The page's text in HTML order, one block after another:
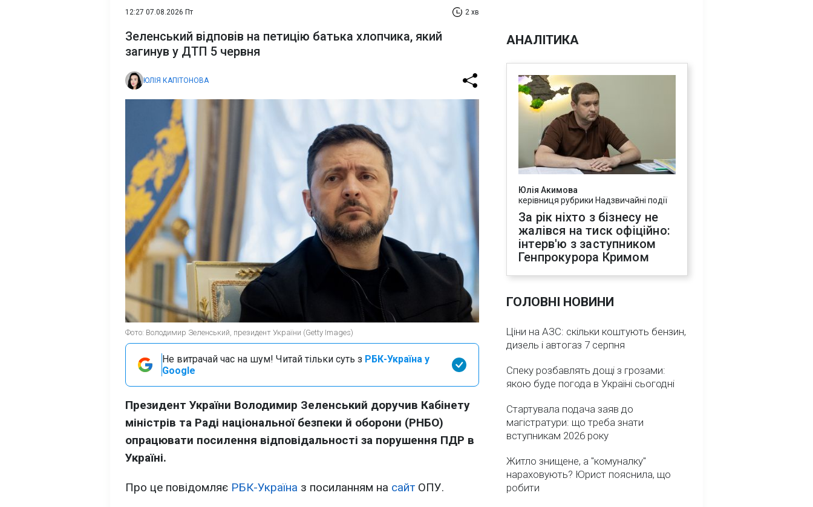
12:27 07.08.2026 Пт 2 хв
Зеленський відповів на петицію батька хлопчика, який
загинув у ДТП 5 червня
ЮЛІЯ КАПІТОНОВА
Фото: Володимир Зеленський, президент України (Getty Images)
Не витрачай час на шум! Читай тільки суть з РБК-Україна у
Google
Президент України Володимир Зеленський доручив Кабінету
міністрів та Раді національної безпеки й оборони (РНБО)
опрацювати посилення відповідальності за порушення ПДР в
Україні.
Про це повідомляє РБК-Україна з посиланням на сайт ОПУ.
АНАЛІТИКА
Юлія Акимова
керівниця рубрики Надзвичайні події
За рік ніхто з бізнесу не
жалівся на тиск офіційно:
інтерв'ю з заступником
Генпрокурора Кримом
ГОЛОВНІ НОВИНИ
Ціни на АЗС: скільки коштують бензин,
дизель і автогаз 7 серпня
Спеку розбавлять дощі з грозами:
якою буде погода в Україні сьогодні
Стартувала подача заяв до
магістратури: що треба знати
вступникам 2026 року
Житло знищене, а "комуналку"
нараховують? Юрист пояснила, що
робити